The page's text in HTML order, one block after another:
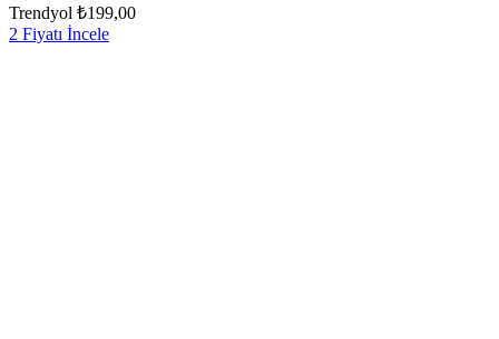
Trendyol ₺199,00
2 Fiyatı İncele